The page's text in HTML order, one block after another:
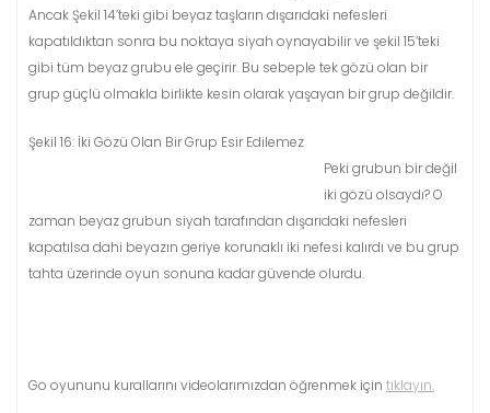
Ancak Şekil 14’teki gibi beyaz taşların dışarıdaki nefesleri
kapatıldıktan sonra bu noktaya siyah oynayabilir ve şekil 15’teki
gibi tüm beyaz grubu ele geçirir. Bu sebeple tek gözü olan bir
grup güçlü olmakla birlikte kesin olarak yaşayan bir grup değildir.
Şekil 16: İki Gözü Olan Bir Grup Esir Edilemez
Peki grubun bir değil
iki gözü olsaydı? O
zaman beyaz grubun siyah tarafından dışarıdaki nefesleri
kapatılsa dahi beyazın geriye korunaklı iki nefesi kalırdı ve bu grup
tahta üzerinde oyun sonuna kadar güvende olurdu.
Go oyununu kurallarını videolarımızdan öğrenmek için tıklayın.